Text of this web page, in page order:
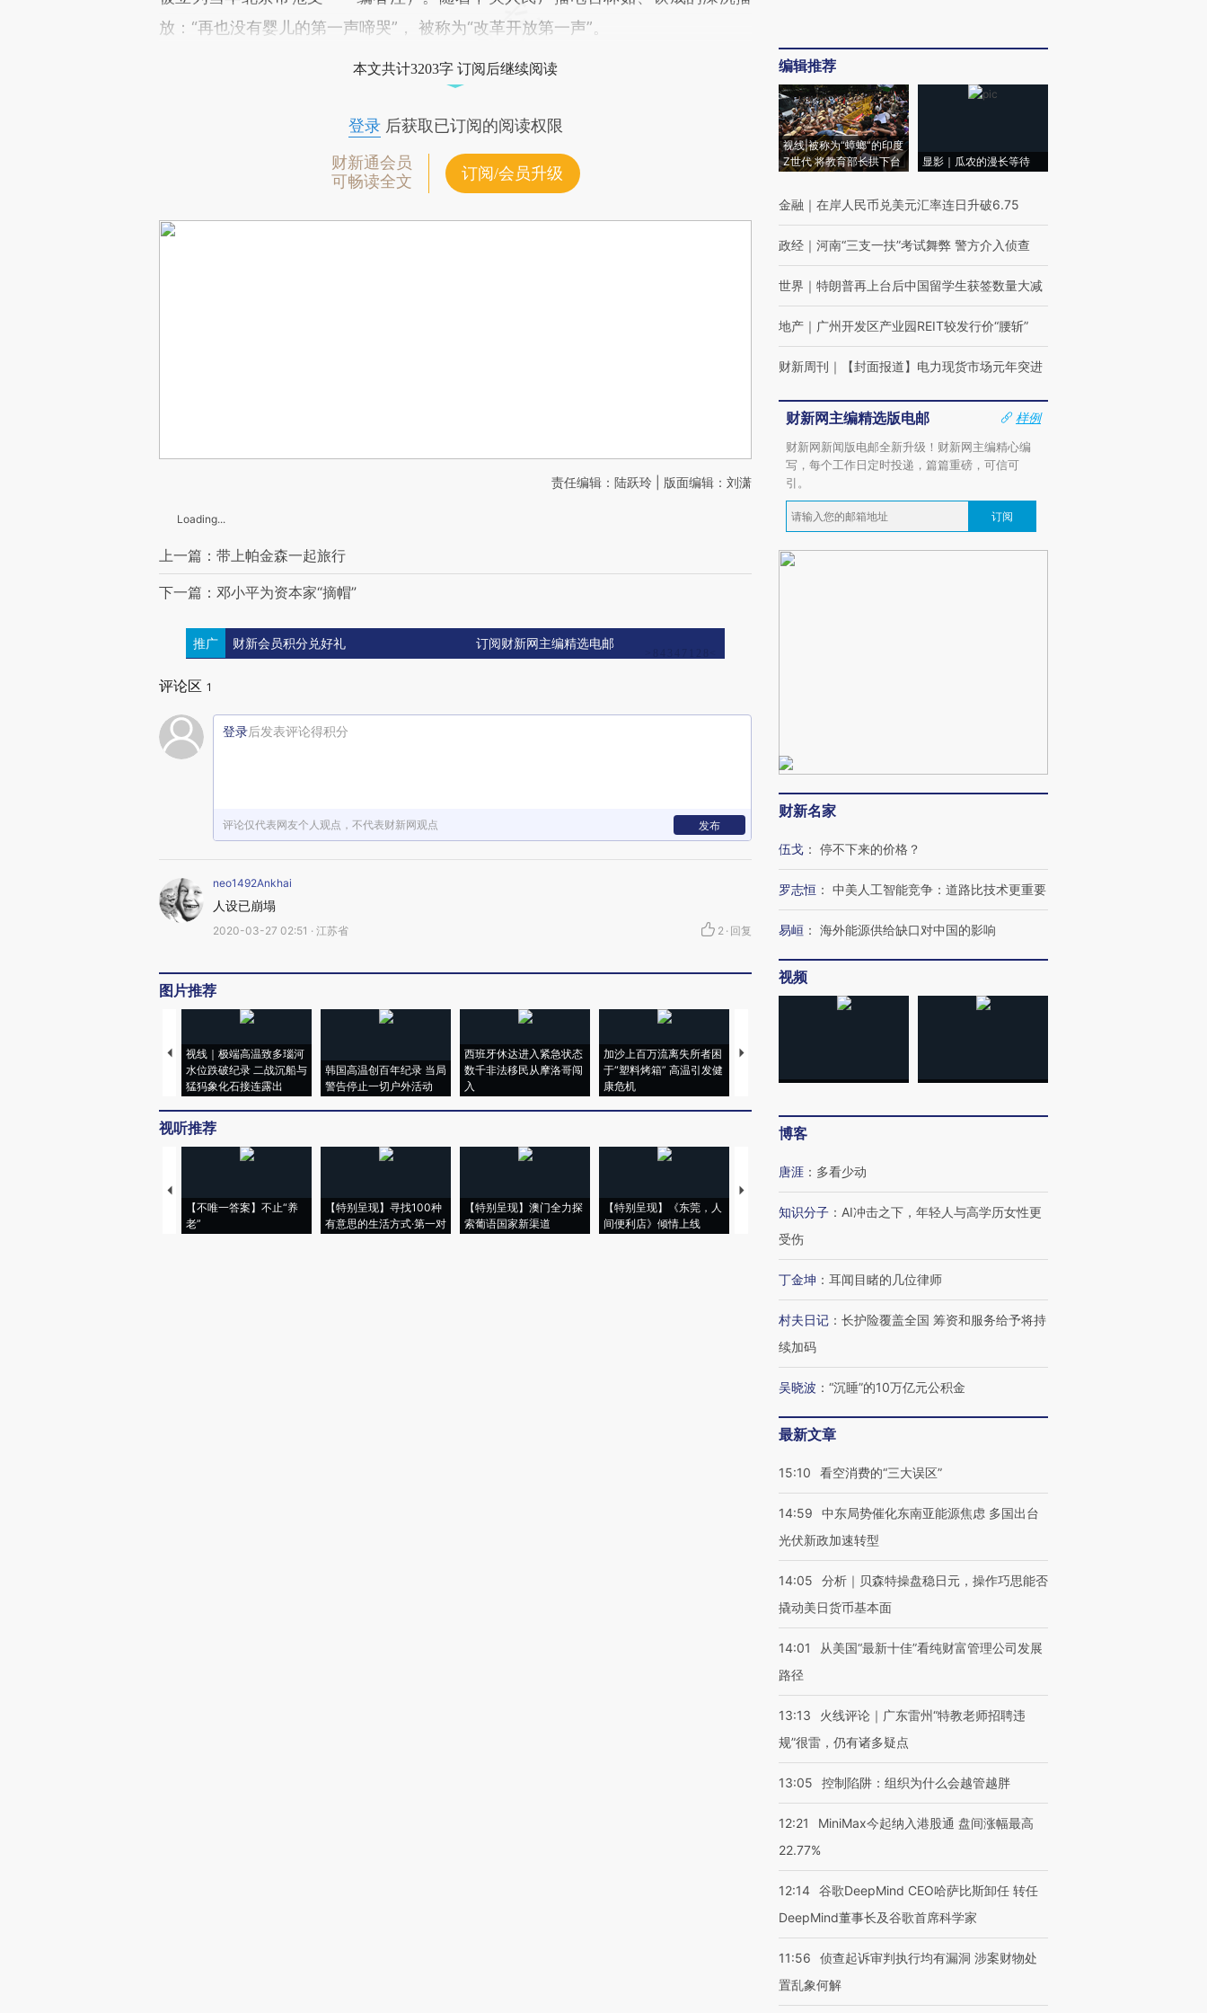
放：“再也没有婴儿的第一声啼哭”， 被称为“改革开放第一声”。
本文共计3203字 订阅后继续阅读
登录后获取已订阅的阅读权限
财新通会员
可畅读全文
订阅/会员升级
责任编辑：陆跃玲 | 版面编辑：刘潇
Loading...
上一篇：带上帕金森一起旅行
下一篇：邓小平为资本家“摘帽”
推广 财新会员积分兑好礼 订阅财新网主编精选电邮
评论区 1
登录后发表评论得积分
评论仅代表网友个人观点，不代表财新网观点 发布
neo1492Ankhai
人设已崩塌
2020-03-27 02:51 · 江苏省 2 · 回复
图片推荐
视线｜极端高温致多瑙河
水位跌破纪录 二战沉船与
猛犸象化石接连露出
韩国高温创百年纪录 当局
警告停止一切户外活动
西班牙休达进入紧急状态
数千非法移民从摩洛哥闯
入
加沙上百万流离失所者困
于“塑料烤箱” 高温引发健
康危机
马航飞行员跨国走私7万
心“花钱找虐”？
要防空导弹“救急”
视听推荐
【不唯一答案】不止“养
老”
【特别呈现】寻找100种
有意思的生活方式·第一对
【特别呈现】澳门全力探
索葡语国家新渠道
【特别呈现】《东莞，人
间便利店》倾情上线
【推广】走进第四届链博
会，让数智科技“链”接产
【特别呈现】寻找100种
【商旅对话】华住集团
CFO：不靠规模取胜，华
编辑推荐
视线|被称为“蟑螂”的印度
Z世代 将教育部长拱下台
显影｜瓜农的漫长等待
金融 ｜ 在岸人民币兑美元汇率连日升破6.75
政经 ｜ 河南“三支一扶”考试舞弊 警方介入侦查
世界 ｜ 特朗普再上台后中国留学生获签数量大减
地产 ｜ 广州开发区产业园REIT较发行价“腰斩”
财新周刊 ｜ 【封面报道】电力现货市场元年突进
财新网主编精选版电邮
样例
财新网新闻版电邮全新升级！财新网主编精心编
写，每个工作日定时投递，篇篇重磅，可信可
引。
订阅
财新名家
伍戈 ： 停不下来的价格？
罗志恒 ： 中美人工智能竞争：道路比技术更重要
易峘 ： 海外能源供给缺口对中国的影响
视频
博客
唐涯 ： 多看少动
知识分子 ： AI冲击之下，年轻人与高学历女性更
受伤
丁金坤 ： 耳闻目睹的几位律师
村夫日记 ： 长护险覆盖全国 筹资和服务给予将持
续加码
吴晓波 ： “沉睡”的10万亿元公积金
最新文章
15:10 看空消费的“三大误区”
14:59
中东局势催化东南亚能源焦虑 多国出台
光伏新政加速转型
14:05
分析｜贝森特操盘稳日元，操作巧思能否
撬动美日货币基本面
14:01
从美国“最新十佳”看纯财富管理公司发展
路径
13:13
火线评论｜广东雷州“特教老师招聘违
规”很雷，仍有诸多疑点
13:05 控制陷阱：组织为什么会越管越胖
12:21
MiniMax今起纳入港股通 盘间涨幅最高
22.77%
12:14 谷歌DeepMind CEO哈萨比斯卸任 转任
DeepMind董事长及谷歌首席科学家
11:56
侦查起诉审判执行均有漏洞 涉案财物处
置乱象何解